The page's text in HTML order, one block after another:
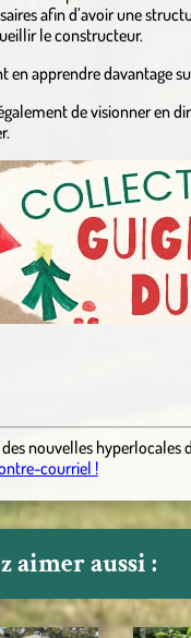
afin d’avoir une
le constructeur.
en apprendre davantage
de visionner en
nouvelles hyperlocales
courriel !
aimer aussi :